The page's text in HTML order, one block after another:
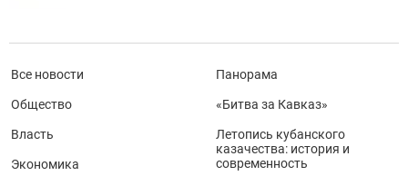
Все новости
Общество
Власть
Экономика
Панорама
«Битва за Кавказ»
Летопись кубанского
казачества: история и
современность